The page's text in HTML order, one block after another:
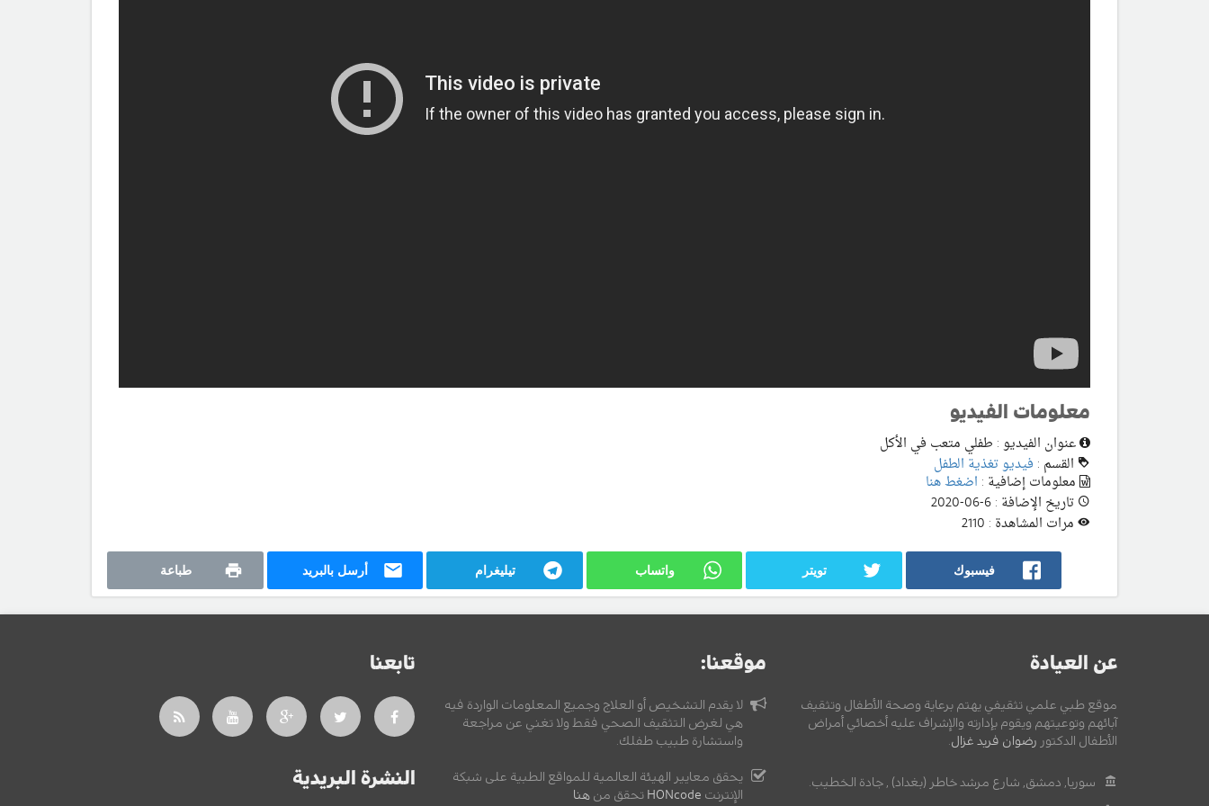
معلومات الفيديو
عنوان الفيديو : طفلي متعب في الأكل
القسم : فيديو تغذية الطفل
معلومات إضافية : اضغط هنا
تاريخ الإضافة : 6-06-2020
مرات المشاهدة : 2110
فيسبوك تويتر واتساب تيليغرام أرسل بالبريد طباعة
عن العيادة
موقع طبي علمي تثقيفي يهتم برعاية وصحة الأطفال وتثقيف
آبائهم وتوعيتهم ويقوم بإدارته والإشراف عليه أخصائي أمراض
الأطفال الدكتور رضوان فريد غزال.
سوريا, دمشق, شارع مرشد خاطر (بغداد) , جادة الخطيب.
موقعنا:
لا يقدم التشخيص أو العلاج وجميع المعلومات الواردة فيه
هي لغرض التثقيف الصحي فقط ولا تغني عن مراجعة
واستشارة طبيب طفلك.
يحقق معايير الهيئة العالمية للمواقع الطبية على شبكة
الإنترنت HONcode تحقق من هنا
تابعنا
النشرة البريدية